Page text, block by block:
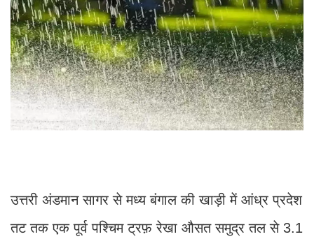
उत्तरी अंडमान सागर से मध्य बंगाल की खाड़ी में आंध्र प्रदेश
तट तक एक पूर्व पश्चिम ट्रफ़ रेखा औसत समुद्र तल से 3.1